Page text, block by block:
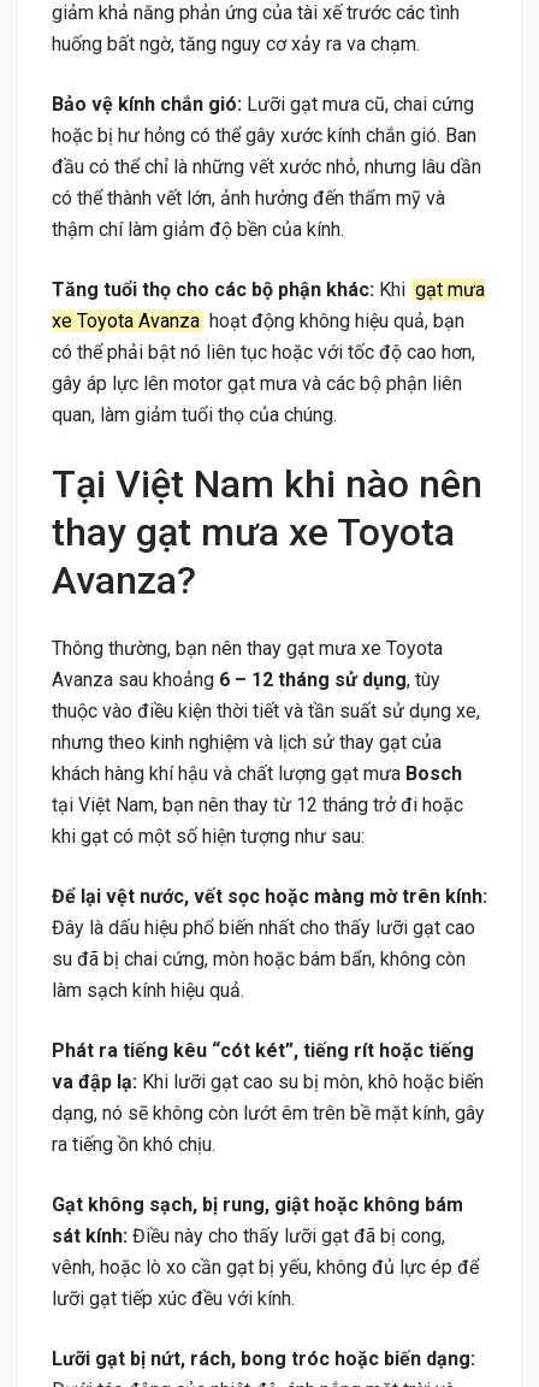
giảm khả năng phản ứng của tài xế trước các tình
huống bất ngờ, tăng nguy cơ xảy ra va chạm.
Bảo vệ kính chắn gió: Lưỡi gạt mưa cũ, chai cứng
hoặc bị hư hỏng có thể gây xước kính chắn gió. Ban
đầu có thể chỉ là những vết xước nhỏ, nhưng lâu dần
có thể thành vết lớn, ảnh hưởng đến thẩm mỹ và
thậm chí làm giảm độ bền của kính.
Tăng tuổi thọ cho các bộ phận khác: Khi gạt mưa
xe Toyota Avanza hoạt động không hiệu quả, bạn
có thể phải bật nó liên tục hoặc với tốc độ cao hơn,
gây áp lực lên motor gạt mưa và các bộ phận liên
quan, làm giảm tuổi thọ của chúng.
Tại Việt Nam khi nào nên
thay gạt mưa xe Toyota
Avanza?
Thông thường, bạn nên thay gạt mưa xe Toyota
Avanza sau khoảng 6 – 12 tháng sử dụng, tùy
thuộc vào điều kiện thời tiết và tần suất sử dụng xe,
nhưng theo kinh nghiệm và lịch sử thay gạt của
khách hàng khí hậu và chất lượng gạt mưa Bosch
tại Việt Nam, bạn nên thay từ 12 tháng trở đi hoặc
khi gạt có một số hiện tượng như sau:
Để lại vệt nước, vết sọc hoặc màng mờ trên kính:
Đây là dấu hiệu phổ biến nhất cho thấy lưỡi gạt cao
su đã bị chai cứng, mòn hoặc bám bẩn, không còn
làm sạch kính hiệu quả.
Phát ra tiếng kêu “cót két”, tiếng rít hoặc tiếng
va đập lạ: Khi lưỡi gạt cao su bị mòn, khô hoặc biến
dạng, nó sẽ không còn lướt êm trên bề mặt kính, gây
ra tiếng ồn khó chịu.
Gạt không sạch, bị rung, giật hoặc không bám
sát kính: Điều này cho thấy lưỡi gạt đã bị cong,
vênh, hoặc lò xo cần gạt bị yếu, không đủ lực ép để
lưỡi gạt tiếp xúc đều với kính.
Lưỡi gạt bị nứt, rách, bong tróc hoặc biến dạng: